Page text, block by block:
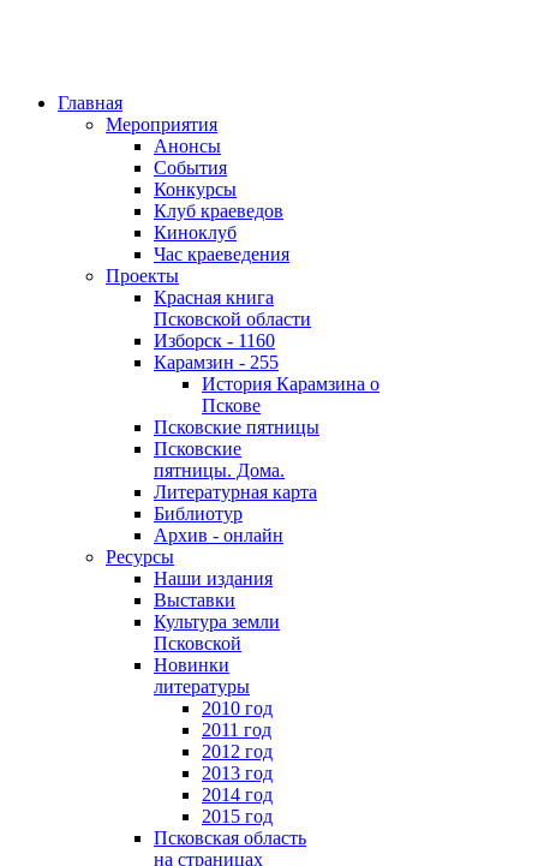
Главная
Мероприятия
Анонсы
События
Конкурсы
Клуб краеведов
Киноклуб
Час краеведения
Проекты
Красная книга
Псковской области
Изборск - 1160
Карамзин - 255
История Карамзина о
Пскове
Псковские пятницы
Псковские
пятницы. Дома.
Литературная карта
Библиотур
Архив - онлайн
Ресурсы
Наши издания
Выставки
Культура земли
Псковской
Новинки
литературы
2010 год
2011 год
2012 год
2013 год
2014 год
2015 год
Псковская область
на страницах